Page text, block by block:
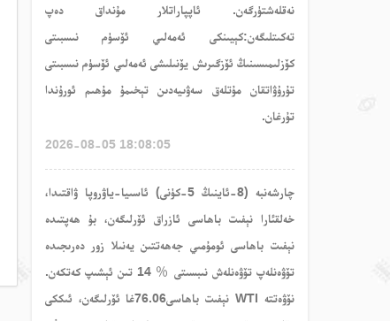
نەقلەشتۈرگەن. ئاپپاراتلار مۇنداق دەپ
تەكىتلىگەن:كېيىنكى ئەمەلىي ئۆسۈم نىسبىتى
كۆزلىمىسىنىڭ ئۆزگىرىش يۆنىلىشى ئەمەلىي ئۆسۈم نىسبىتى
تۇرۇۋاتقان مۇتلەق سەۋىيەدىن تېخىمۇ مۇھىم ئورۇندا
تۇرغان.
2026-08-05 18:08:05
چارشەنبە (8-ئاينىڭ 5-كۈنى) ئاسىيا-ياۋروپا ۋاقتىدا،
خەلقئارا نېفىت باھاسى ئازراق ئۆرلىگەن، بۇ ھەپتىدە
نېفىت باھاسى ئومۇمىي جەھەتتىن يەنىلا زور دەرىجىدە
تۆۋەنلەپ تۆۋەنلەش نىبسىتى ％ 14 تىن ئېشىپ كەتكەن.
نۆۋەتتە WTI نېفىت باھاسى76.06غا ئۆرلىگەن، ئىككى